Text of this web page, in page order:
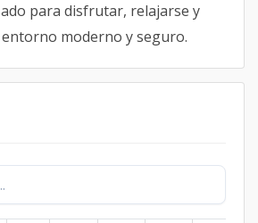
para disfrutar, relajarse y
moderno y seguro.